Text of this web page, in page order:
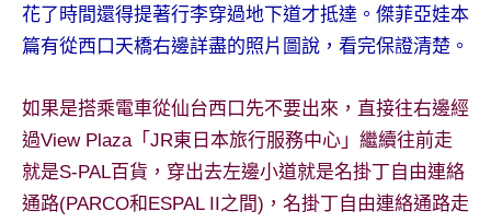
泰
國
書
作
者、
各
花了時間還得提著行李穿過地下道才抵達。傑菲亞娃本
篇有從西口天橋右邊詳盡的照片圖說，看完保證清楚。
如果是搭乘電車從仙台西口先不要出來，直接往右邊經
過View Plaza「JR東日本旅行服務中心」繼續往前走
就是S-PAL百貨，穿出去左邊小道就是名掛丁自由連絡
通路(PARCO和ESPAL II之間)，名掛丁自由連絡通路走